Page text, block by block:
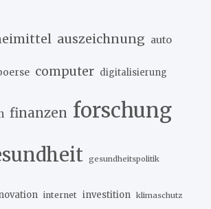
auszeichnung auto
computer digitalisierung
finanzen forschung
gesundheitspolitik
internet investition klimaschutz